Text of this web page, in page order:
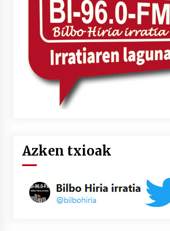
2026/07/03
MUSIBLA #297: Bide,
Tiga, Twisted Teens,
2026/07/02
Azken txioak